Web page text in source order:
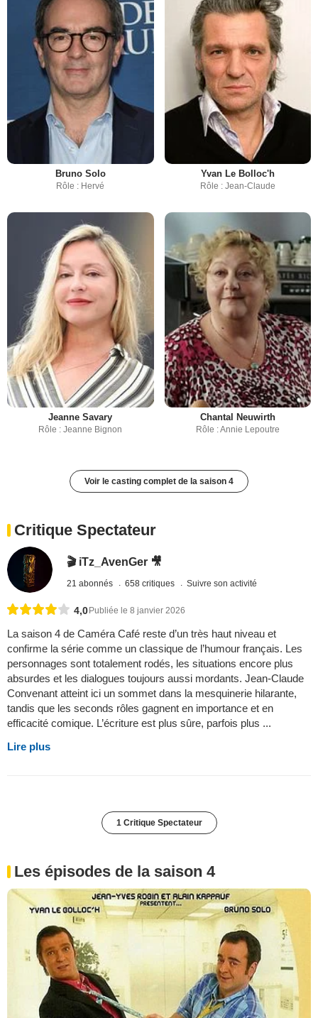
Bruno Solo
Rôle : Hervé
Yvan Le Bolloc'h
Rôle : Jean-Claude
Jeanne Savary
Rôle : Jeanne Bignon
Chantal Neuwirth
Rôle : Annie Lepoutre
Voir le casting complet de la saison 4
Critique Spectateur
🎬 iTz_AvenGer 🎥
21 abonnés 658 critiques Suivre son activité
4,0Publiée le 8 janvier 2026
La saison 4 de Caméra Café reste d’un très haut niveau et
confirme la série comme un classique de l’humour français. Les
personnages sont totalement rodés, les situations encore plus
absurdes et les dialogues toujours aussi mordants. Jean-Claude
Convenant atteint ici un sommet dans la mesquinerie hilarante,
tandis que les seconds rôles gagnent en importance et en
efficacité comique. L’écriture est plus sûre, parfois plus ...
Lire plus
1 Critique Spectateur
Les épisodes de la saison 4